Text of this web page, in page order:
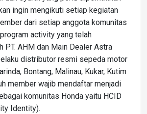
ingin mengikuti setiap kegiatan
dari setiap anggota komunitas
activity yang telah
PT. AHM dan Main Dealer Astra
distributor resmi sepeda motor
Bontang, Malinau, Kukar, Kutim
member wajib mendaftar menjadi
komunitas Honda yaitu HCID
Identity).